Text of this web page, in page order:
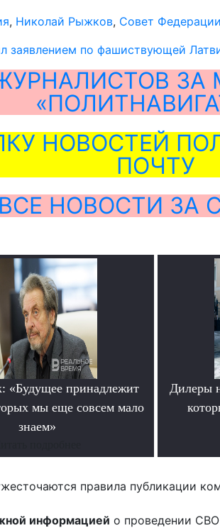
, Николай Рыжков, Совет Федерации
заявлением по фашиствующей
ЗА
НОВОСТЕЙ
ПОЧТУ
ВСЕ НОВОСТИ ЗА
«Будущее принадлежит
мы еще совсем мало
знаем»
Дилеры
правила публикации
информацией о проведении